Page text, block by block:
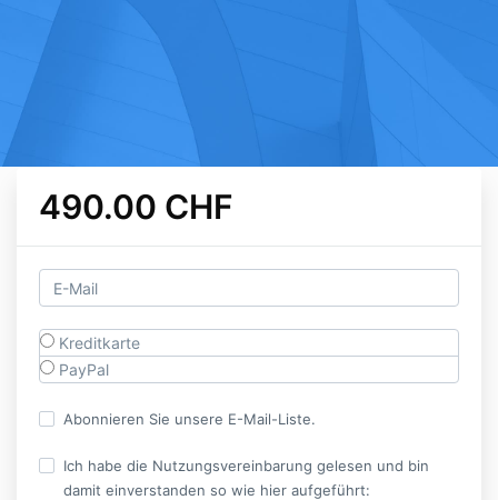
490.00 CHF
Kreditkarte
PayPal
Abonnieren Sie unsere E-Mail-Liste.
Ich habe die Nutzungsvereinbarung gelesen und bin
damit einverstanden so wie hier aufgeführt: